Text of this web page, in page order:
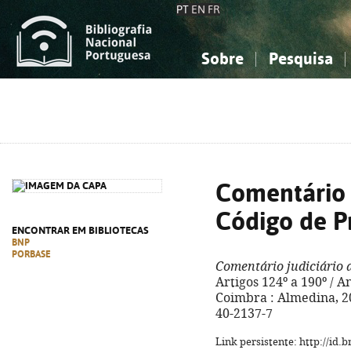
PT EN FR
Sobre Pesquisa
ENCONTRAR EM BIBLIOTECAS
BNP
PORBASE
Código de
Comentário judiciário
Artigos 124º a 190º /
Coimbra : Almedina,
40-2137-7
Link persistente: http://